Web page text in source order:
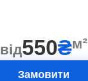
від550₴м²
Замовити